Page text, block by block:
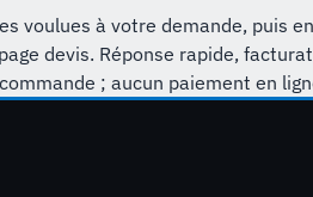
voulues à votre demande, puis
devis. Réponse rapide,
; aucun paiement en